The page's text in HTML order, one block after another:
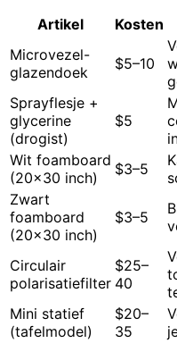
Artikel
Kosten
Microvezel-
glazendoek
$5–10
Sprayflesje +
glycerine
(drogist)
$5
Wit foamboard
(20x30 inch)
$3–5
Zwart
foamboard
(20x30 inch)
$3–5
Circulair
polarisatiefilter
$25–
40
Mini statief
(tafelmodel)
$20–
35